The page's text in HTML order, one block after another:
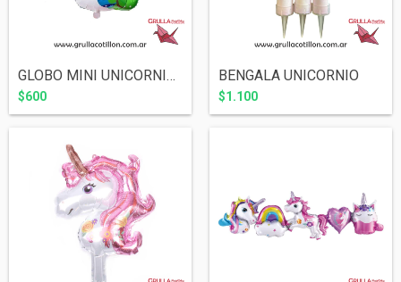
GLOBO MINI UNICORNIO MULTICOLOR
$600
BENGALA UNICORNIO
$1.100